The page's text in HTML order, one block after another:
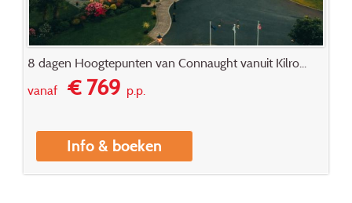
8 dagen Hoogtepunten van Connaught vanuit Kilro...
vanaf€ 769p.p.
Info & boeken